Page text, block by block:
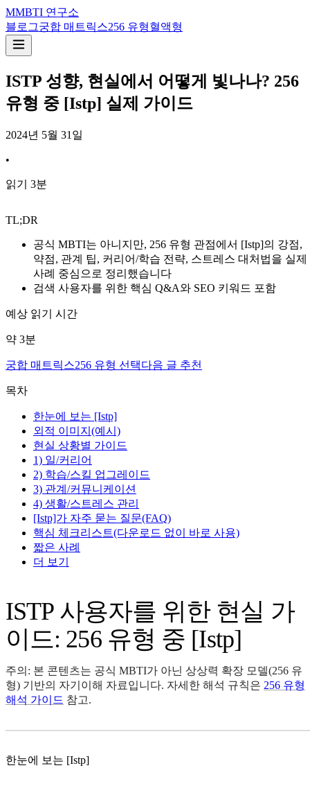
MMBTI 연구소
블로그궁합 매트릭스256 유형혈액형
ISTP 성향, 현실에서 어떻게 빛나나? 256
유형 중 [Istp] 실제 가이드
2024년 5월 31일
•
읽기 3분
TL;DR
공식 MBTI는 아니지만, 256 유형 관점에서 [Istp]의 강점,
약점, 관계 팁, 커리어/학습 전략, 스트레스 대처법을 실제
사례 중심으로 정리했습니다
검색 사용자를 위한 핵심 Q&A와 SEO 키워드 포함
예상 읽기 시간
약 3분
궁합 매트릭스256 유형 선택다음 글 추천
목차
한눈에 보는 [Istp]
외적 이미지(예시)
현실 상황별 가이드
1) 일/커리어
2) 학습/스킬 업그레이드
3) 관계/커뮤니케이션
4) 생활/스트레스 관리
[Istp]가 자주 묻는 질문(FAQ)
핵심 체크리스트(다운로드 없이 바로 사용)
짧은 사례
더 보기
ISTP 사용자를 위한 현실 가
이드: 256 유형 중 [Istp]
주의: 본 콘텐츠는 공식 MBTI가 아닌 상상력 확장 모델(256 유
형) 기반의 자기이해 자료입니다. 자세한 해석 규칙은 256 유형
해석 가이드 참고.
한눈에 보는 [Istp]